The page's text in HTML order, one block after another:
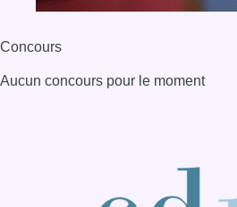
Concours
Aucun concours pour le moment